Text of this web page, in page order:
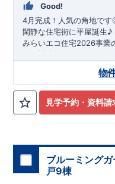
Good!
4月完成！人気の角地で
閑静な住宅街に平屋誕生♪
みらいエコ住宅2026事業
円の補助金が得られます！
数料が差し引かれます。
​・玄
外から帰ってきたお子様
​・
キッチンには 食器洗い
​段差のないシームアン
​・主寝室には
アクセント
​↓↓クリックで詳
見学予約・資料請
物
ブルーミング
戸9棟